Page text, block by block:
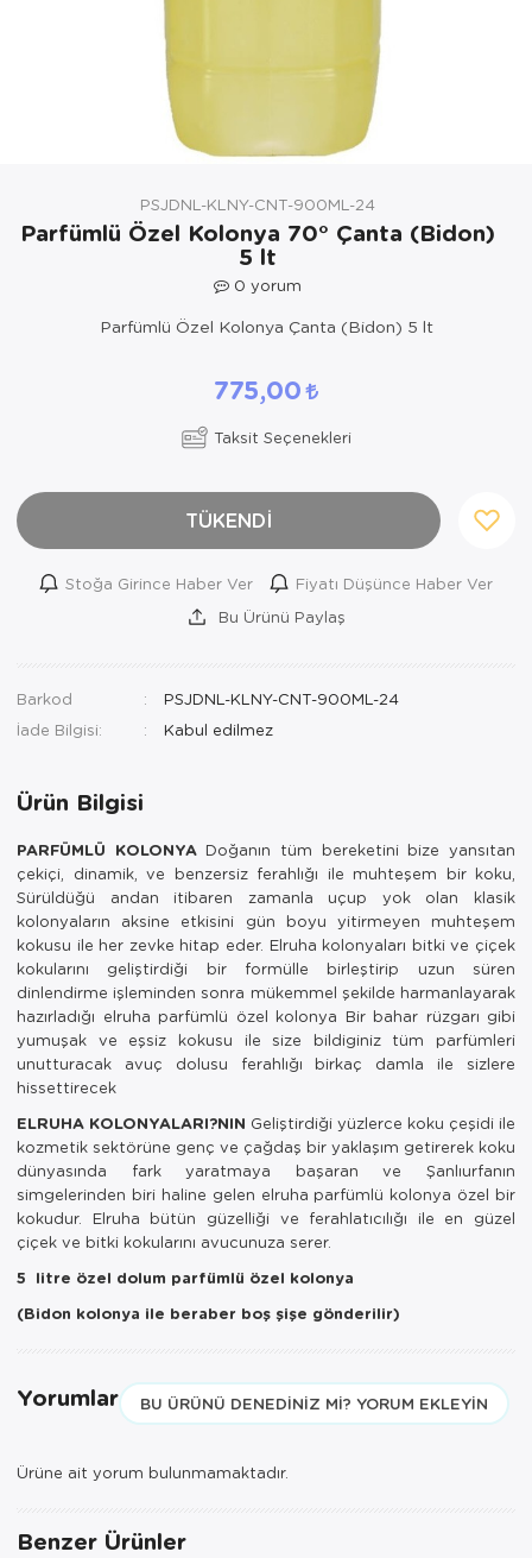
PSJDNL-KLNY-CNT-900ML-24
Parfümlü Özel Kolonya 70° Çanta (Bidon)
5 lt
0 yorum
Parfümlü Özel Kolonya Çanta (Bidon) 5 lt
775,00
Taksit Seçenekleri
TÜKENDİ
Stoğa Girince Haber Ver
Fiyatı Düşünce Haber Ver
Bu Ürünü Paylaş
Barkod
PSJDNL-KLNY-CNT-900ML-24
İade Bilgisi:
Ürün Bilgisi
PARFÜMLÜ KOLONYA Doğanın tüm bereketini bize yansıtan
çekiçi, dinamik, ve benzersiz ferahlığı ile muhteşem bir koku,
Sürüldüğü andan itibaren zamanla uçup yok olan klasik
kolonyaların aksine etkisini gün boyu yitirmeyen muhteşem
kokusu ile her zevke hitap eder. Elruha kolonyaları bitki ve çiçek
kokularını geliştirdiği bir formülle birleştirip uzun süren
dinlendirme işleminden sonra mükemmel şekilde harmanlayarak
hazırladığı elruha parfümlü özel kolonya Bir bahar rüzgarı gibi
yumuşak ve eşsiz kokusu ile size bildiginiz tüm parfümleri
unutturacak avuç dolusu ferahlığı birkaç damla ile sizlere
hissettirecek
ELRUHA KOLONYALARI?NIN Geliştirdiği yüzlerce koku çeşidi ile
kozmetik sektörüne genç ve çağdaş bir yaklaşım getirerek koku
dünyasında fark yaratmaya başaran ve Şanlıurfanın
simgelerinden biri haline gelen elruha parfümlü kolonya özel bir
kokudur. Elruha bütün güzelliği ve ferahlatıcılığı ile en güzel
çiçek ve bitki kokularını avucunuza serer.
5 litre özel dolum parfümlü özel kolonya
(Bidon kolonya ile beraber boş şişe gönderilir)
Yorumlar BU ÜRÜNÜ DENEDINIZ MI? YORUM EKLEYIN
Ürüne ait yorum bulunmamaktadır.
Benzer Ürünler